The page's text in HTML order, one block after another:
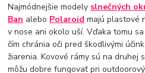
Najmódnejšie modely slnečných
Ban alebo Polaroid majú plastové
v nose ani okolo uší. Vďaka tomu
čím chránia oči pred škodlivými
žiarenia. Kovové rámy sú na druhej
môžu dobre fungovať pri